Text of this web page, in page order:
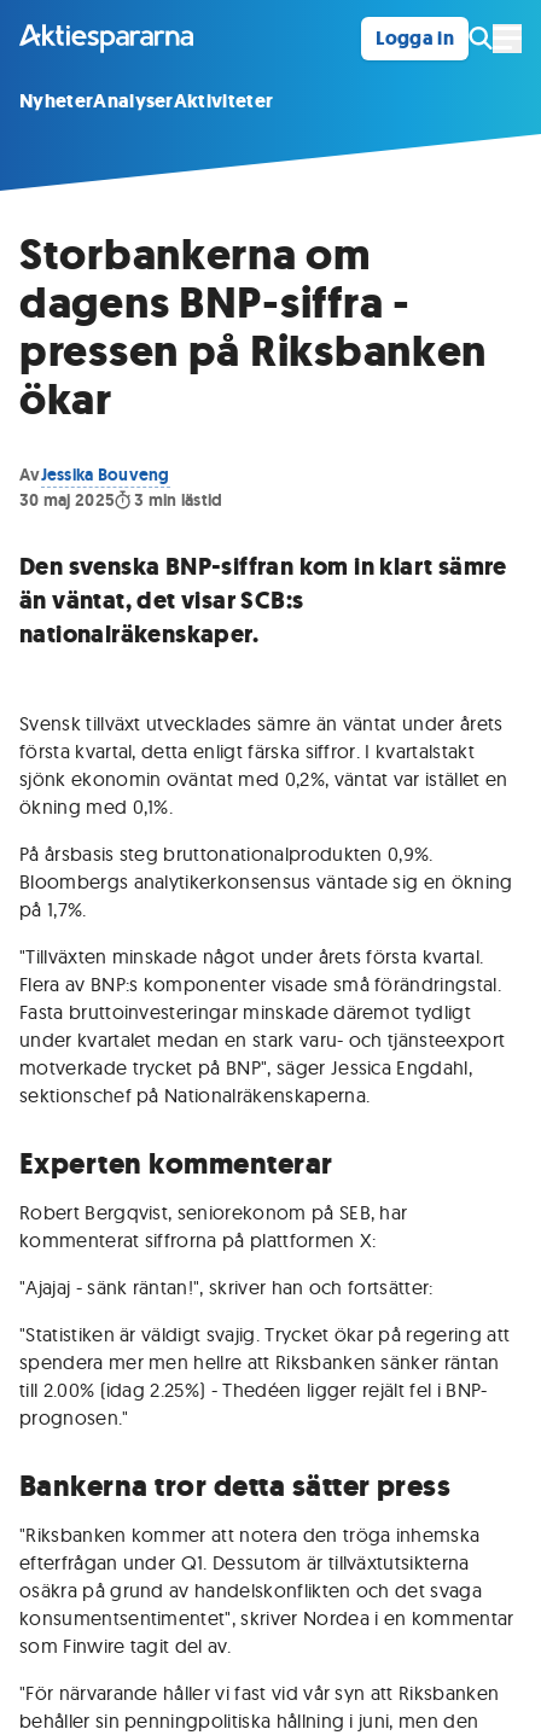
Logga in
NyheterAnalyserAktiviteter
Storbankerna om
dagens BNP-siffra -
pressen på Riksbanken
ökar
AvJessika Bouveng
30 maj 2025
3 min lästid
Den svenska BNP-siffran kom in klart sämre
än väntat, det visar SCB:s
nationalräkenskaper.
Svensk tillväxt utvecklades sämre än väntat under årets
första kvartal, detta enligt färska siffror. I kvartalstakt
sjönk ekonomin oväntat med 0,2%, väntat var istället en
ökning med 0,1%.
På årsbasis steg bruttonationalprodukten 0,9%.
Bloombergs analytikerkonsensus väntade sig en ökning
på 1,7%.
"Tillväxten minskade något under årets första kvartal.
Flera av BNP:s komponenter visade små förändringstal.
Fasta bruttoinvesteringar minskade däremot tydligt
under kvartalet medan en stark varu- och tjänsteexport
motverkade trycket på BNP", säger Jessica Engdahl,
sektionschef på Nationalräkenskaperna.
Experten kommenterar
Robert Bergqvist, seniorekonom på SEB, har
kommenterat siffrorna på plattformen X:
"Ajajaj - sänk räntan!", skriver han och fortsätter:
"Statistiken är väldigt svajig. Trycket ökar på regering att
spendera mer men hellre att Riksbanken sänker räntan
till 2.00% (idag 2.25%) - Thedéen ligger rejält fel i BNP-
prognosen."
Bankerna tror detta sätter press
"Riksbanken kommer att notera den tröga inhemska
efterfrågan under Q1. Dessutom är tillväxtutsikterna
osäkra på grund av handelskonflikten och det svaga
konsumentsentimentet", skriver Nordea i en kommentar
som Finwire tagit del av.
"För närvarande håller vi fast vid vår syn att Riksbanken
behåller sin penningpolitiska hållning i juni, men den